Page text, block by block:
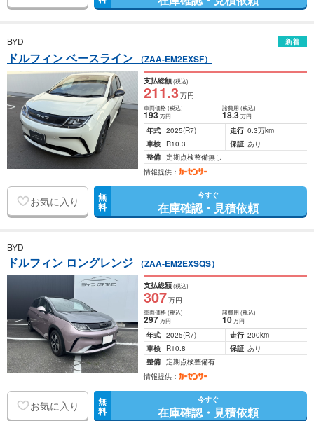
BYD 新着
ドルフィン ベースライン （ZAA-EM2EXSF）
支払総額(税込)
211.3万円
車両価格(税込)
193万円
諸費用 (税込)
18.3 万円
年式 2025(R7) 走行 0.3万km
車検
R10.3 保証 あり
整備 定期点検整備無し
情報提供：
お気に入り 無
料
今すぐ
在庫確認・見積依頼
BYD
ドルフィン ロングレンジ （ZAA-EM2EXSQS）
支払総額(税込)
307万円
車両価格(税込)
297万円
諸費用 (税込)
10 万円
年式 2025(R7) 走行 200km
車検
R10.8 保証 あり
整備 定期点検整備有
情報提供：
お気に入り 無
料
今すぐ
在庫確認・見積依頼